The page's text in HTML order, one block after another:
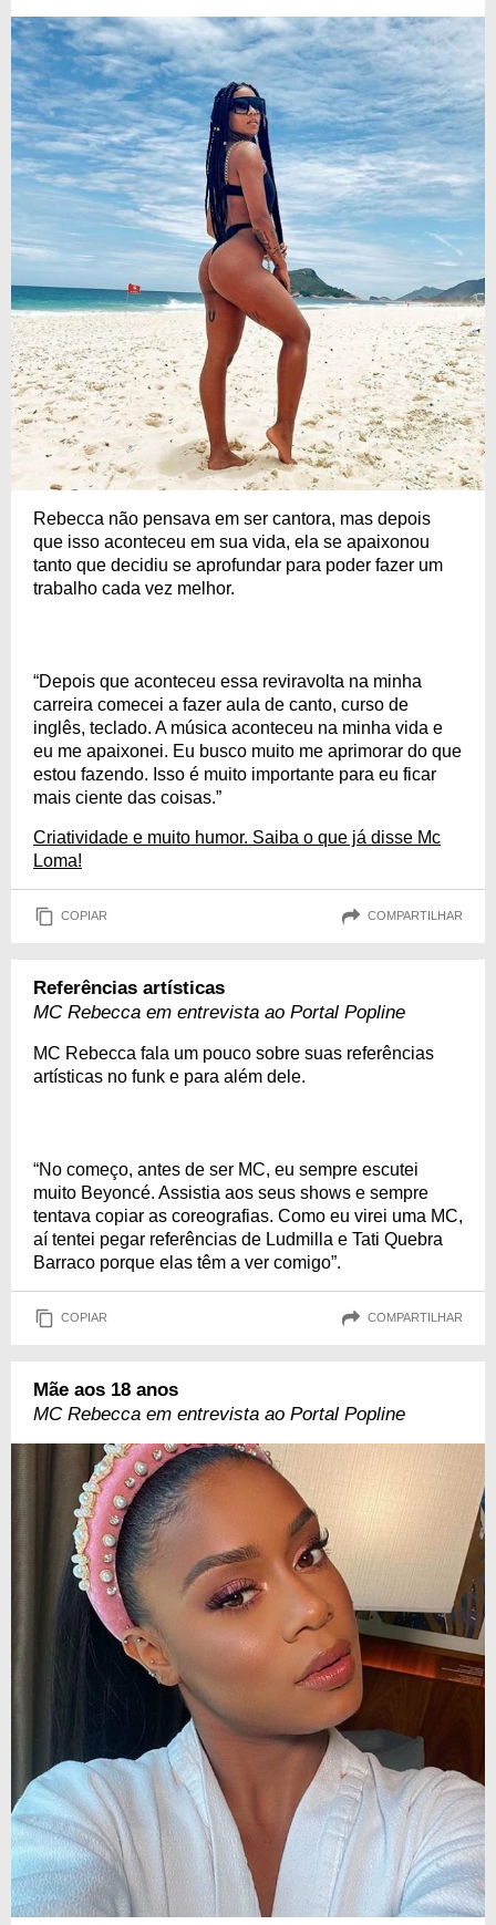
Rebecca não pensava em ser cantora, mas depois
que isso aconteceu em sua vida, ela se apaixonou
tanto que decidiu se aprofundar para poder fazer um
trabalho cada vez melhor.
“Depois que aconteceu essa reviravolta na minha
carreira comecei a fazer aula de canto, curso de
inglês, teclado. A música aconteceu na minha vida e
eu me apaixonei. Eu busco muito me aprimorar do que
estou fazendo. Isso é muito importante para eu ficar
mais ciente das coisas.”
Criatividade e muito humor. Saiba o que já disse Mc
Loma!
COPIAR COMPARTILHAR
Referências artísticas
MC Rebecca em entrevista ao Portal Popline
MC Rebecca fala um pouco sobre suas referências
artísticas no funk e para além dele.
“No começo, antes de ser MC, eu sempre escutei
muito Beyoncé. Assistia aos seus shows e sempre
tentava copiar as coreografias. Como eu virei uma MC,
aí tentei pegar referências de Ludmilla e Tati Quebra
Barraco porque elas têm a ver comigo”.
COPIAR COMPARTILHAR
Mãe aos 18 anos
MC Rebecca em entrevista ao Portal Popline